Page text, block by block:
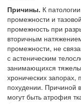
Причины. К
промежности и
промежность при
вторичным
промежности, не
с астеническим
занимающихся
хронических
похудении. Причиной
могут быть атрофия